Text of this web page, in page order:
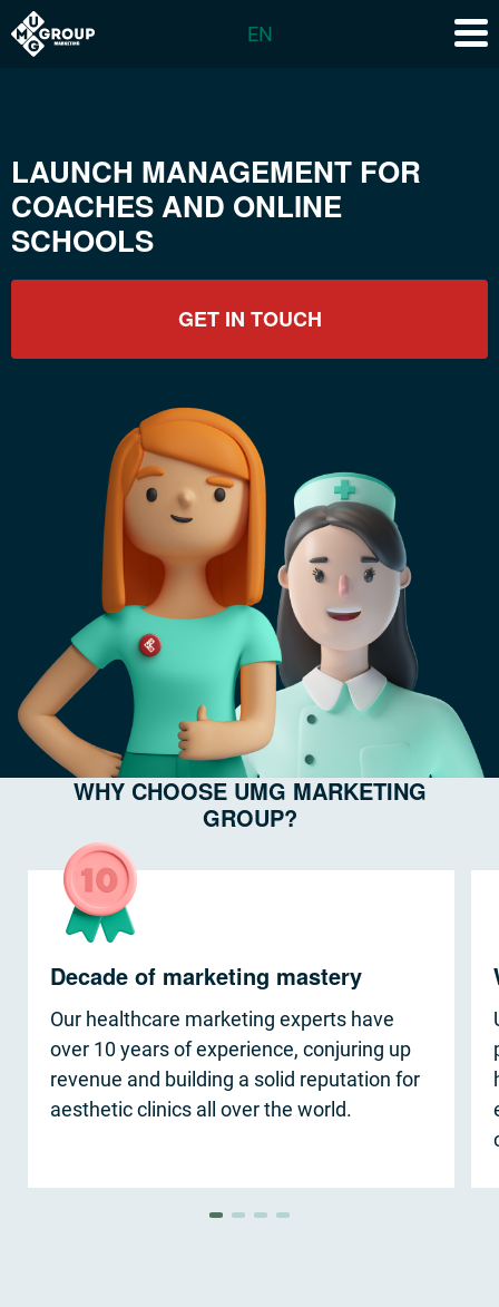
EN
LAUNCH MANAGEMENT FOR
COACHES AND ONLINE
SCHOOLS
GET IN TOUCH
WHY CHOOSE UMG MARKETING
GROUP?
Decade of marketing mastery
Our healthcare marketing experts have
over 10 years of experience, conjuring up
revenue and building a solid reputation for
aesthetic clinics all over the world.